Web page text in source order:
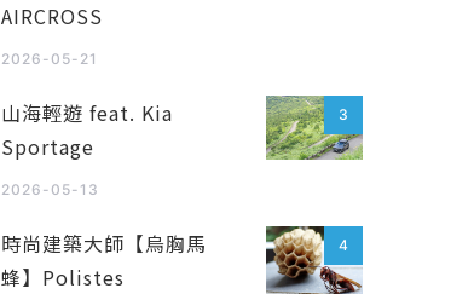
AIRCROSS
2026-05-21
3
山海輕遊 feat. Kia
Sportage
2026-05-13
4
時尚建築大師【烏胸馬
蜂】Polistes